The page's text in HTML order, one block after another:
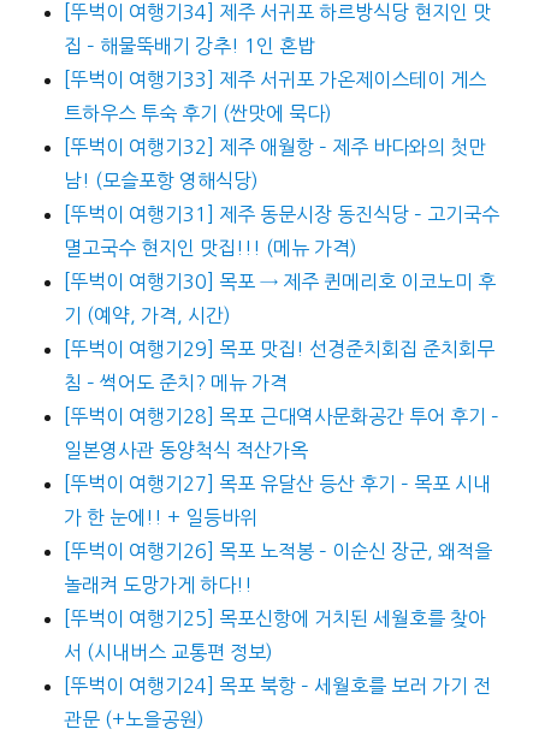
[뚜벅이 여행기34] 제주 서귀포 하르방식당 현지인 맛
집 – 해물뚝배기 강추! 1인 혼밥
[뚜벅이 여행기33] 제주 서귀포 가온제이스테이 게스
트하우스 투숙 후기 (싼맛에 묵다)
[뚜벅이 여행기32] 제주 애월항 – 제주 바다와의 첫만
남! (모슬포항 영해식당)
[뚜벅이 여행기31] 제주 동문시장 동진식당 – 고기국수
멸고국수 현지인 맛집!!! (메뉴 가격)
[뚜벅이 여행기30] 목포 → 제주 퀸메리호 이코노미 후
기 (예약, 가격, 시간)
[뚜벅이 여행기29] 목포 맛집! 선경준치회집 준치회무
침 – 썩어도 준치? 메뉴 가격
[뚜벅이 여행기28] 목포 근대역사문화공간 투어 후기 –
일본영사관 동양척식 적산가옥
[뚜벅이 여행기27] 목포 유달산 등산 후기 – 목포 시내
가 한 눈에!! + 일등바위
[뚜벅이 여행기26] 목포 노적봉 – 이순신 장군, 왜적을
놀래켜 도망가게 하다!!
[뚜벅이 여행기25] 목포신항에 거치된 세월호를 찾아
서 (시내버스 교통편 정보)
[뚜벅이 여행기24] 목포 북항 – 세월호를 보러 가기 전
관문 (+노을공원)